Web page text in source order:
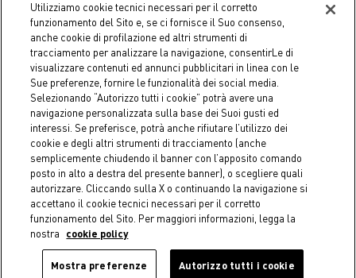
Coin S.p.A. C.F./P.IVA 04391480276, capitale sociale 10.123.282,23
Euro i.v.
Dati aziendali Cookie Policy Informativa Privacy
Utilizziamo cookie tecnici necessari per il corretto
funzionamento del Sito e, se ci fornisce il Suo consenso,
anche cookie di profilazione ed altri strumenti di
tracciamento per analizzare la navigazione, consentirLe di
visualizzare contenuti ed annunci pubblicitari in linea con le
Sue preferenze, fornire le funzionalità dei social media.
Selezionando “Autorizzo tutti i cookie” potrà avere una
navigazione personalizzata sulla base dei Suoi gusti ed
interessi. Se preferisce, potrà anche rifiutare l’utilizzo dei
cookie e degli altri strumenti di tracciamento (anche
semplicemente chiudendo il banner con l’apposito comando
posto in alto a destra del presente banner), o scegliere quali
autorizzare. Cliccando sulla X o continuando la navigazione si
accettano il cookie tecnici necessari per il corretto
funzionamento del Sito. Per maggiori informazioni, legga la
nostra
cookie policy
Mostra preferenze Autorizzo tutti i cookie